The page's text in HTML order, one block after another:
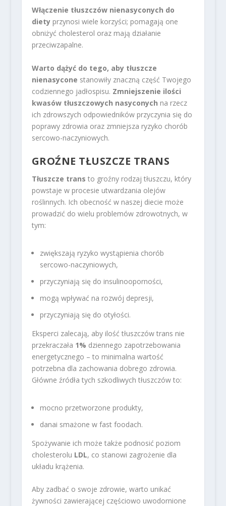
Włączenie tłuszczów nienasyconych do
dietyprzynosi wiele korzyści; pomagają one
obniżyć cholesterol oraz mają działanie
przeciwzapalne.
Warto dążyć do tego, aby tłuszcze
nienasycone stanowiły znaczną część Twojego
codziennego jadłospisu. Zmniejszenie ilości
kwasów tłuszczowych nasyconych na rzecz
ich zdrowszych odpowiedników przyczynia się do
poprawy zdrowia oraz zmniejsza ryzyko chorób
sercowo-naczyniowych.
GROŹNE TŁUSZCZE TRANS
Tłuszcze trans to groźny rodzaj tłuszczu, który
powstaje w procesie utwardzania olejów
roślinnych. Ich obecność w naszej diecie może
prowadzić do wielu problemów zdrowotnych, w
tym:
zwiększają ryzyko wystąpienia chorób
sercowo-naczyniowych,
przyczyniają się do insulinooporności,
mogą wpływać na rozwój depresji,
przyczyniają się do otyłości.
Eksperci zalecają, aby ilość tłuszczów trans nie
przekraczała 1% dziennego zapotrzebowania
energetycznego – to minimalna wartość
potrzebna dla zachowania dobrego zdrowia.
Główne źródła tych szkodliwych tłuszczów to:
mocno przetworzone produkty,
danai smażone w fast foodach.
Spożywanie ich może także podnosić poziom
cholesterolu LDL, co stanowi zagrożenie dla
układu krążenia.
Aby zadbać o swoje zdrowie, warto unikać
żywności zawierającej częściowo uwodornione